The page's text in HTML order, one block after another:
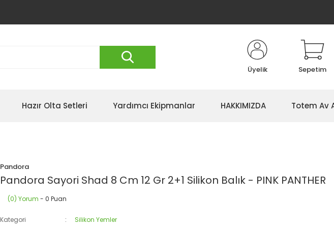
Üyelik Sepetim
Hazır Olta Setleri Yardımcı Ekipmanlar HAKKIMIZDA Totem Av
Pandora
Pandora Sayori Shad 8 Cm 12 Gr 2+1 Silikon Balık - PINK PANTHER
(0) Yorum - 0 Puan
Kategori
Silikon Yemler